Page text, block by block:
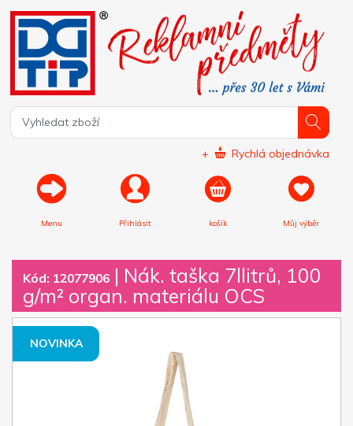
+ Rychlá objednávka
Menu Přihlásit košík Můj výběr
Kód: 12077906 | Nák. taška 7llitrů, 100
g/m² organ. materiálu OCS
NOVINKA